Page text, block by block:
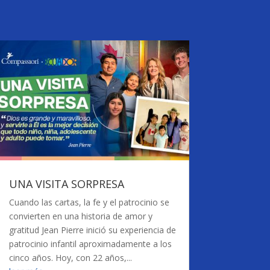
UNA VISITA SORPRESA
Cuando las cartas, la fe y el patrocinio se
convierten en una historia de amor y
gratitud Jean Pierre inició su experiencia de
patrocinio infantil aproximadamente a los
cinco años. Hoy, con 22 años,...